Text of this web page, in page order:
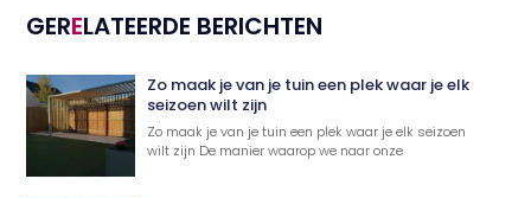
GERELATEERDE BERICHTEN
Zo maak je van je tuin een plek waar je elk
seizoen wilt zijn
Zo maak je van je tuin een plek waar je elk seizoen
wilt zijn De manier waarop we naar onze